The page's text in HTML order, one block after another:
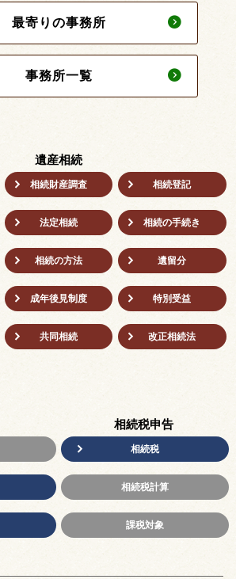
最寄りの事務所
事務所一覧
遺産相続
相続財産調査 相続登記
法定相続 相続の⼿続き
相続の方法 遺留分
成年後⾒制度 特別受益
共同相続 改正相続法
相続税申告
相続税
相続税計算
課税対象